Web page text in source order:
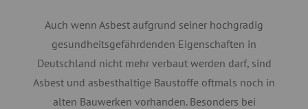
Auch wenn Asbest aufgrund seiner hochgradig
gesundheitsgefährdenden Eigenschaften in
Deutschland nicht mehr verbaut werden darf, sind
Asbest und asbesthaltige Baustoffe oftmals noch in
alten Bauwerken vorhanden. Besonders bei